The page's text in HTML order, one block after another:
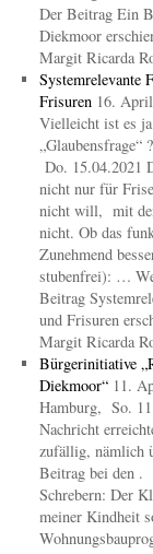
Der Beitrag Ein
Diekmoor
Margit Ricarda
Systemrelevante
Frisuren 16.
Vielleicht ist es ja
„Glaubensfrage“
Do. 15.04.2021
nicht nur für
nicht will, mit
nicht. Ob das
Zunehmend
stubenfrei): …
Beitrag
und Frisuren
Margit Ricarda
Bürgerinitiative
Diekmoor“ 11.
Hamburg, So.
Nachricht
zufällig, nämlich
Beitrag bei
Schrebern: Der
meiner Kindheit